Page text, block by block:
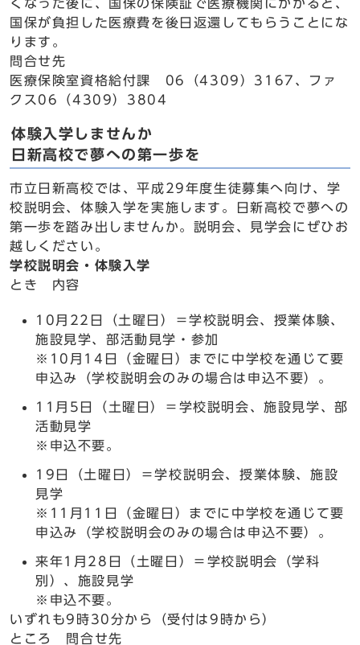
くなった後に、国保の保険証で医療機関にかかると、
国保が負担した医療費を後日返還してもらうことにな
ります。
問合せ先
医療保険室資格給付課 06（4309）3167、ファ
クス06（4309）3804
体験入学しませんか
日新高校で夢への第一歩を
市立日新高校では、平成29年度生徒募集へ向け、学
校説明会、体験入学を実施します。日新高校で夢への
第一歩を踏み出しませんか。説明会、見学会にぜひお
越しください。
学校説明会・体験入学
とき 内容
10月22日（土曜日）＝学校説明会、授業体験、
施設見学、部活動見学・参加
※10月14日（金曜日）までに中学校を通じて要
申込み（学校説明会のみの場合は申込不要）。
11月5日（土曜日）＝学校説明会、施設見学、部
活動見学
※申込不要。
19日（土曜日）＝学校説明会、授業体験、施設
見学
※11月11日（金曜日）までに中学校を通じて要
申込み（学校説明会のみの場合は申込不要）。
来年1月28日（土曜日）＝学校説明会（学科
別）、施設見学
※申込不要。
いずれも9時30分から（受付は9時から）
ところ 問合せ先